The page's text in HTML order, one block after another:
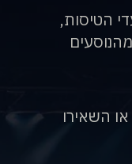
הטיסות,
או השאירו